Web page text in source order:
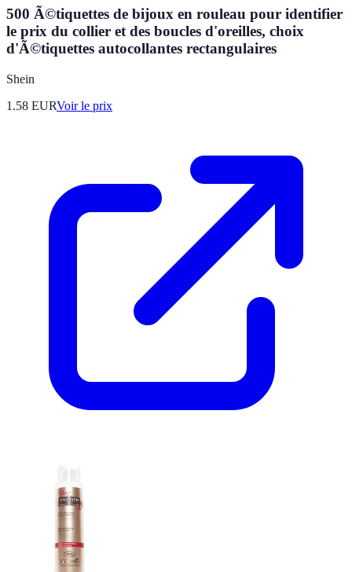
500 Ã©tiquettes de bijoux en rouleau pour identifier
le prix du collier et des boucles d'oreilles, choix
d'Ã©tiquettes autocollantes rectangulaires
Shein
1.58 EURVoir le prix